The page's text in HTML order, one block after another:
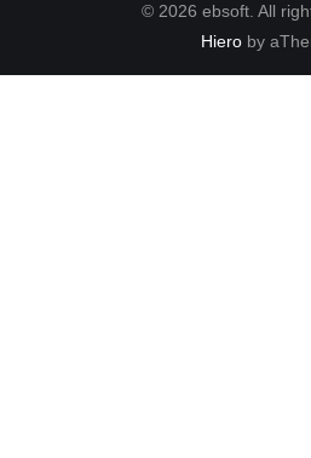
© 2026 ebsoft. All
Hieroby